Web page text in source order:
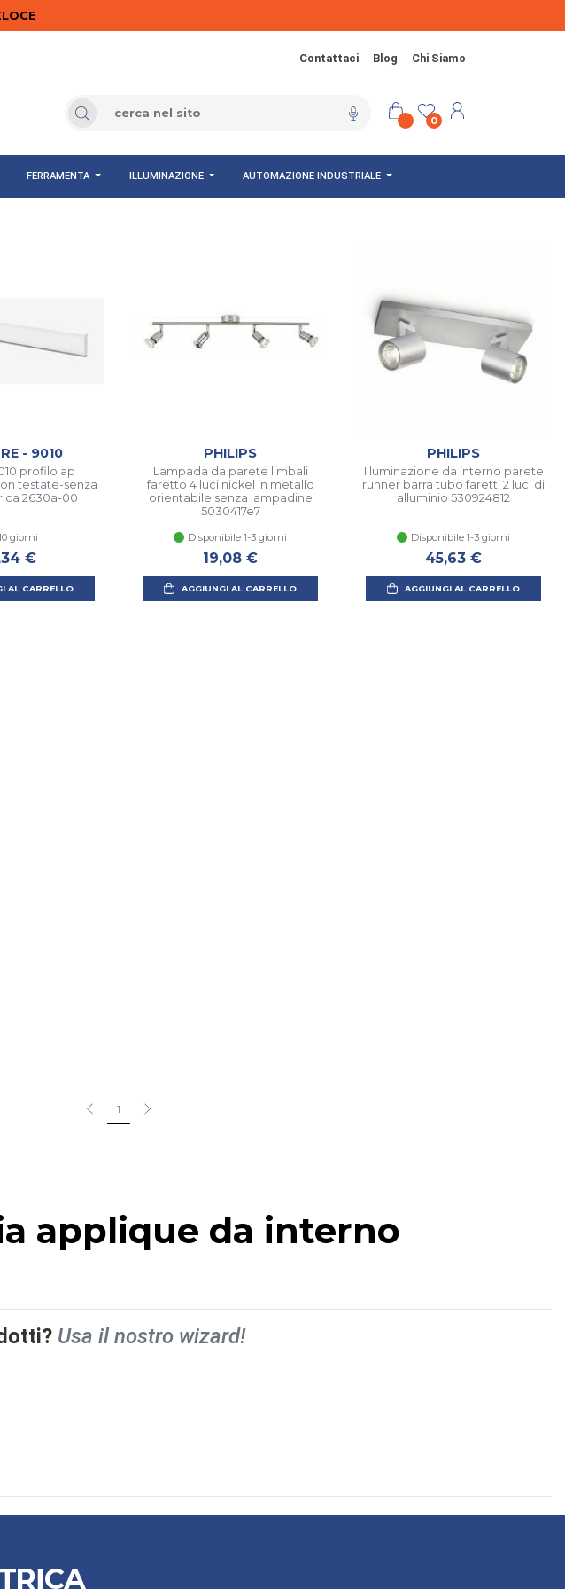
Contattaci Blog Chi Siamo
0
FERRAMENTA ILLUMINAZIONE AUTOMAZIONE INDUSTRIALE
- 9010
profilo ap
testate-senza
2630a-00
giorni
€
AL CARRELLO
PHILIPS
Lampada da parete limbali
faretto 4 luci nickel in metallo
orientabile senza lampadine
5030417e7
Disponibile 1-3 giorni
19,08 €
AGGIUNGI AL CARRELLO
PHILIPS
Illuminazione da interno parete
runner barra tubo faretti 2 luci di
alluminio 530924812
Disponibile 1-3 giorni
45,63 €
AGGIUNGI AL CARRELLO
1
applique da interno
Usa il nostro wizard!